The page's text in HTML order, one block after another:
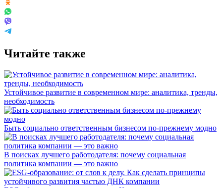
Читайте также
Устойчивое развитие в современном мире: аналитика, тренды,
необходимость
Быть социально ответственным бизнесом по-прежнему модно
В поисках лучшего работодателя: почему социальная
политика компании — это важно